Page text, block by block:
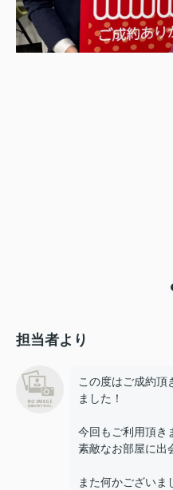
担当者より
この度はご成約頂
ました！
今回もご利用頂き
素敵なお部屋に出
また何かございま